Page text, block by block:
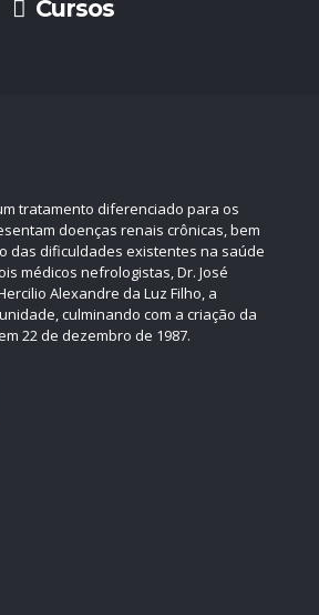
Cursos
tratamento diferenciado para os
doenças renais crônicas, bem
das dificuldades existentes na saúde
médicos nefrologistas, Dr. José
Alexandre da Luz Filho, a
culminando com a criação da
22 de dezembro de 1987.